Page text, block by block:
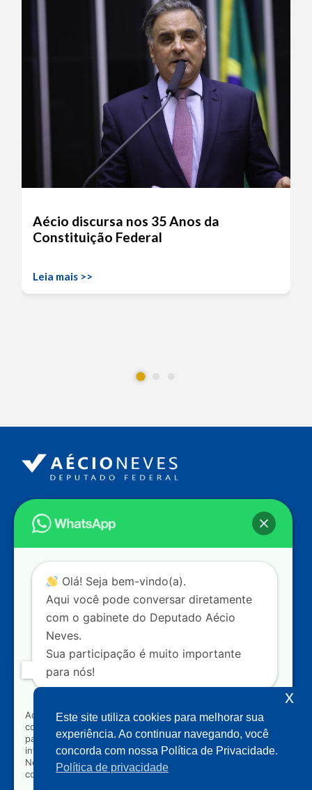
Aécio discursa nos 35 Anos da
Constituição Federal
Leia mais >>
Endereço
Câmara dos Deputados
Ed. Principal, Ala C – Gabinete
Contato
dep.aecioneves@camara.leg.br
+55 (61) 3215-5964
+55 (31) 3261-0121
+55 (31) 97150-0834
Nossas redes
Acompanhe o meu mandato
Olá! Seja bem-vindo(a).
Aqui você pode conversar diretamente
com o gabinete do Deputado Aécio
Neves.
Sua participação é muito importante
para nós!
Ao clicar para iniciar o contato pelo WhatsApp, você
concorda que seus dados serão utilizados exclusivamente
para atendimento relacionado às demandas, sugestões ou
informações referentes ao mandato do Deputado Aécio
Neves. Seus dados serão tratados com sigilo e não serão
compartilhados com terceiros.
Este site utiliza cookies para melhorar sua
experiência. Ao continuar navegando, você
concorda com nossa Política de Privacidade.
Política de privacidade
x